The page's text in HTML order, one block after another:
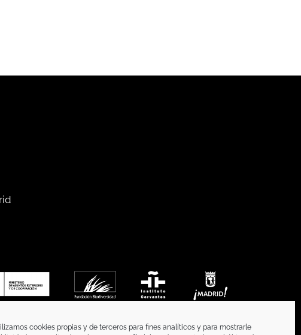
cookies propias y de terceros para fines analíticos y para mostrarle